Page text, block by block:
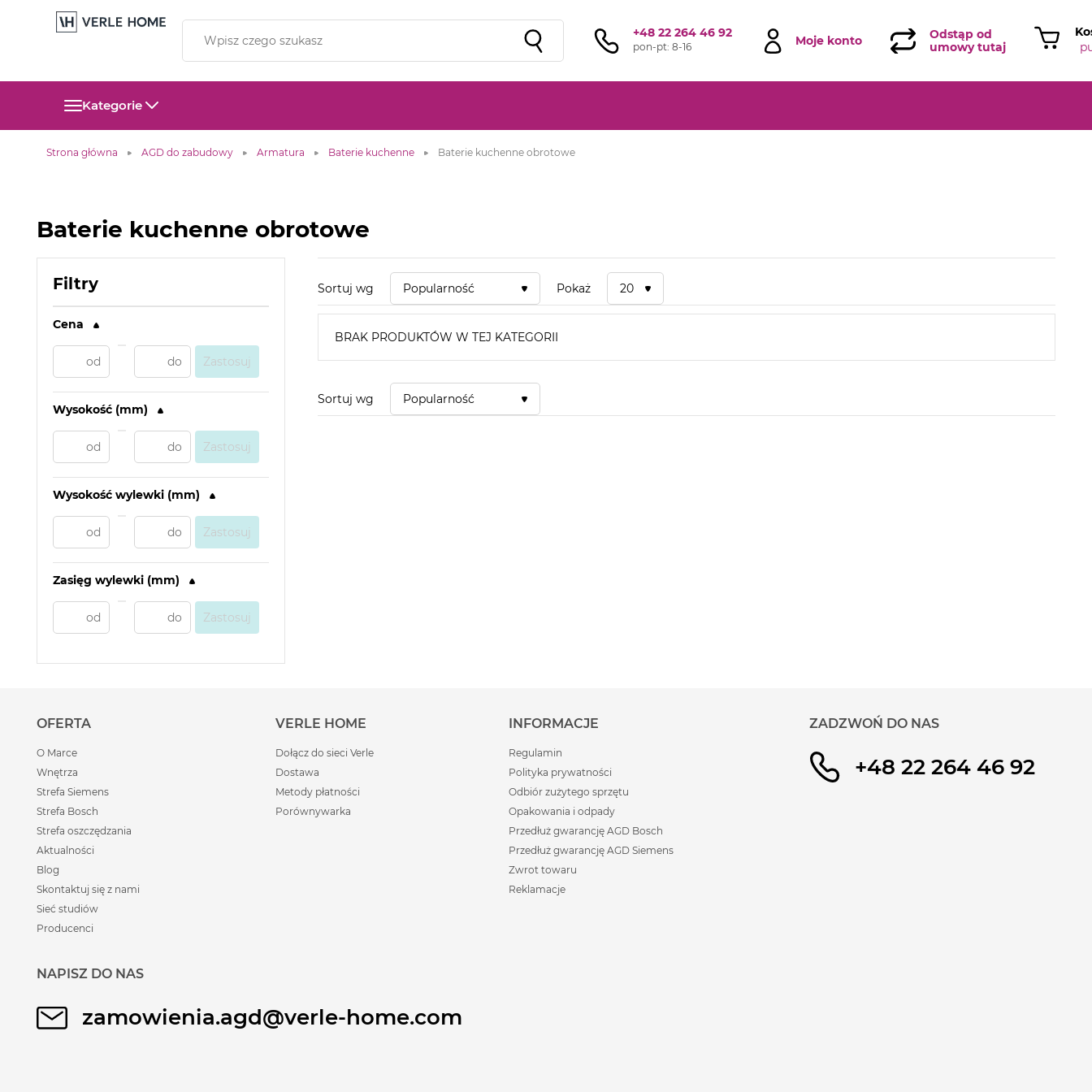
+48 22 264 46 92
pon-pt: 8-16 Moje konto
Odstąp od
umowy tutaj
Kategorie
Strona główna AGD do zabudowy Armatura Baterie kuchenne Baterie kuchenne obrotowe
Baterie kuchenne obrotowe
Filtry
Cena
Zastosuj
Wysokość (mm)
Zastosuj
Wysokość wylewki (mm)
Zastosuj
Zasięg wylewki (mm)
Zastosuj
Sortuj wg Popularność Pokaż 20
BRAK PRODUKTÓW W TEJ KATEGORII
Sortuj wg Popularność
OFERTA
O Marce
Wnętrza
Strefa Siemens
Strefa Bosch
Strefa oszczędzania
Aktualności
Blog
Skontaktuj się z nami
Sieć studiów
Producenci
VERLE HOME
Dołącz do sieci Verle
Dostawa
Metody płatności
Porównywarka
INFORMACJE
Regulamin
Polityka prywatności
Odbiór zużytego sprzętu
Opakowania i odpady
Przedłuż gwarancję AGD Bosch
Przedłuż gwarancję AGD Siemens
Zwrot towaru
Reklamacje
ZADZWOŃ DO NAS
+48 22 264 46 92
NAPISZ DO NAS
zamowienia.agd@verle-home.com